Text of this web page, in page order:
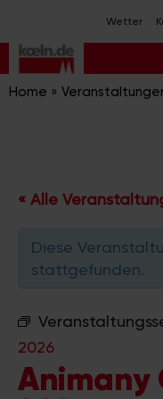
Inhalt
springen
Wetter
Home »
« Alle
Diese
stattgefunden.
2026
Animany